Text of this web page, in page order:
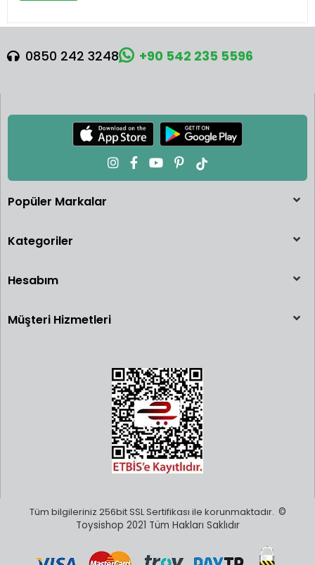
0850 242 3248 +90 542 235 5596
Popüler Markalar
Kategoriler
Hesabım
Müşteri Hizmetleri
Tüm bilgileriniz 256bit SSL Sertifikası ile korunmaktadır. ©
Toysishop 2021 Tüm Hakları Saklıdır